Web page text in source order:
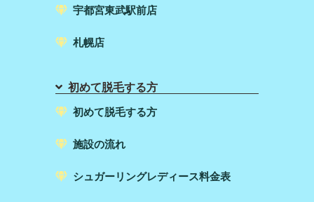
宇都宮東武駅前店
札幌店
初めて脱毛する方
初めて脱毛する方
施設の流れ
シュガーリングレディース料金表